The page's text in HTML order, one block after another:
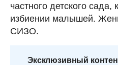
частного детского
избиении малышей.
СИЗО.
Эксклюзивный